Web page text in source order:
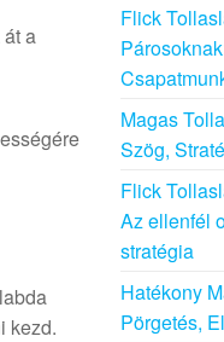
a
kezd.
Flick
Magas
Szög,
Flick
Az ellenfél
stratégia
Hatékony
Pörgetés,